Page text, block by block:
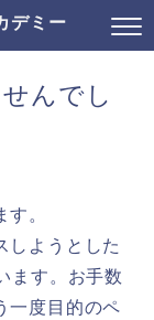
デミー
んでし
。
しようとした
ます。お手数
一度目的のペ